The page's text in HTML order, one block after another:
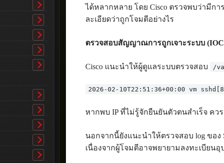
ได้หลากหลาย โดย Cisco ตรวจพบว่ามีก
ละเอียดว่าถูกโจมตีอย่างไร
ตรวจสอบสัญญาณการถูกเจาะระบบ
Cisco แนะนำให้ผู้ดูแลระบบตรวจสอบ /
2026-02-10T22:51:36+00:00 vm
หากพบ IP ที่ไม่รู้จักยืนยันตัวตนสำเร็จ คว
นอกจากนี้ยังแนะนำให้ตรวจสอบ log ของ
เนื่องจากผู้โจมตีอาจพยายามลงทะเบียน
Toggle
submenu
Toggle
submenu
Toggle
submenu
Toggle
submenu
Toggle
Toggle
submenu
Toggle
submenu
Toggle
submenu
Toggle
submenu
Toggle